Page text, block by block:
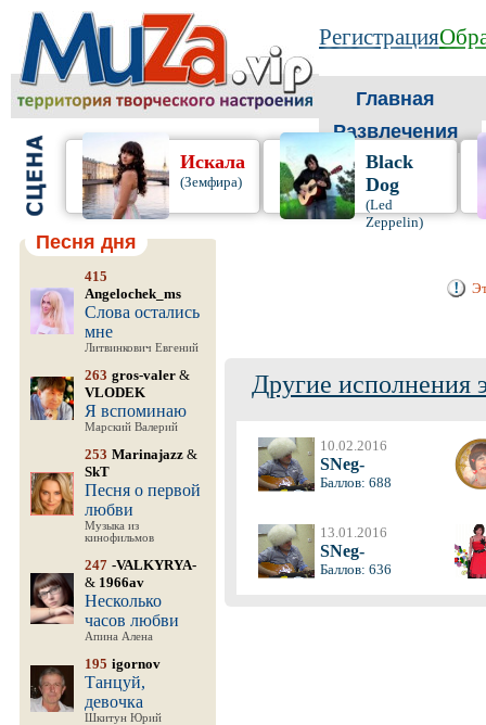
Регистрация
Главная
Развлечения
Искала
(Земфира)
Black
Dog
(Led
Zeppelin)
Песня дня
415
Angelochek_ms
Слова остались
мне
Литвинкович Евгений
263 gros-valer &
VLODEK
Я вспоминаю
Марский Валерий
253 Marinajazz &
SkT
Песня о первой
любви
Музыка из
кинофильмов
247 -VALKYRYA-
& 1966av
Несколько
часов любви
Апина Алена
195 igornov
Танцуй,
девочка
Шкитун Юрий
Другие исполнения
10.02.2016
SNeg-
Баллов: 688
13.01.2016
SNeg-
Баллов: 636